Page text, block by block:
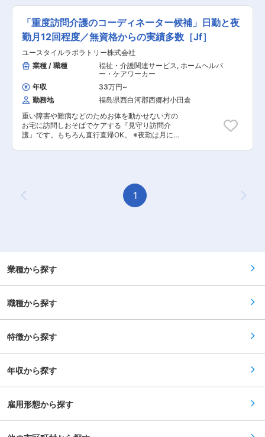
者会議への出席 など ※詳細は面談時にお伝え
します ◎働いている人のほとんどが無資格・未経
験からスタート！！研修や仕事を覚えるまでは先
輩スタッフが同行するので安心！ ■━━━ 1日の
スケジュール例 ━━━□ 【日勤】 ◇9:00～／サ
ービス開始 ・ベットから車いすへの移乗 ・お食
事介助 ・外出援助など ◇13:00～／サービス記
録、終了 ＜休憩・次の利用者宅へ移動＞ ◇14:00
～／利用者宅到着・サービス開始 ◇18:00～／サ
ービス記録、終了 ・直行直帰OK 【夜勤】
◇22:00～／サービス開始 ・就寝前後の身支
度ケア(歯磨き、お着換え 等) ・就寝中の体位交
換、痰吸引など ◇23:00～／ご利用者様就寝 ・
／ご利用者様起床 ◇8:00～／サービス記録、終
職場3種の神器】 厚待遇：賞与年2回はもちろん
有給休暇や完全週休二日制といった待遇も充実し
の取得などで給与UPのチャンス多数。最短半年
で給与UPした方もいます。 【POINT2：資格無料
取得とキャリアパス】 無料で「重度訪問介護従業
可能です。 資格を取得すれば スタッフ → サービ
目指しやすい会社です♪
支える、障害福祉をメインとした訪問介護ケアの
お仕事です。 ・見守り ・日常生活のお手伝い ・
食事介助 ・介護記録の記入 など ※詳細は面談
時にお伝えします ◎働いている人のほとんどが無
資格・未経験からスタート！！研修や仕事を覚え
るまでは先輩スタッフが同行するので安心！
■━━━ 1日のスケジュール例 ━━━□ ◇9:00～／
サービス開始 ・ベットから車いすへの移乗 ・お
食事介助 ・外出援助など ◇13:00～／サービス
記録、終了 ＜休憩・次の利用者宅へ移動＞
◇14:00～／利用者宅到着・サービス開始
◇18:00～／サービス記録、終了 ・直行直帰OK ※
担当する件数や、ご利用者様によって時間・サー
ビスは異なります。 ※介護保険サービスを提供す
る事業所の場合は家事代行などのお仕事が含まれ
るケースもあります ＊＊ ここがオススメ！！
を取得できるから、無資格、未経験の方でもOK
また、当社研修で「介護職員実務者研修」の取得
も可能！持っていない資格を取得して給与も
間関係で悩むこともありません。 給与：「今は良
給与UPのチャンス多数。最短半年で給与UPした
方もいます。
「重度訪問介護のコーディネーター候補」日勤と夜
勤月12回程度／無資格からの実績多数［Jf］
ユースタイルラボラトリー株式会社
業種 / 職種
福祉・介護関連サービス, ホームヘルパ
ー・ケアワーカー
年収
33万円~
勤務地
福島県西白河郡西郷村小田倉
重い障害や難病などのためお体を動かせない方の
お宅に訪問しおそばでケアする『見守り訪問介
護』です。もちろん直行直帰OK。 ※夜勤は月に
ケアスタッフ業務 障がい者の方、高齢者の方、一
人ひとりに必要なケアを行っていく、専門的な介
護職です。 研修を通して、需要が非常に高い「医
栄養（胃ろう・腸ろう） ・介護記録の記入 など
◎サービス提供責任者・コーディネーター業務 一
緒にお仕事をするスタッフさんのシフト管理や教
いします。 質問や相談などを気軽に受けられる頼
との連絡 ・担当者会議への出席 ・サービス提供
管理 ・スタッフのシフト作成 ・ご利用者様ごと
のチーム管理 ・非常勤スタッフの採用 など ※
とんどが無資格・未経験からスタート！！研修や
勤】 ◇9:00～／サービス開始 ・ベットから車い
すへの移乗 ・お食事介助 ・外出援助など
◇13:00～／サービス記録、終了 ＜休憩・次の利
Previous Page
1
業種から探す
職種から探す
特徴から探す
年収から探す
雇用形態から探す